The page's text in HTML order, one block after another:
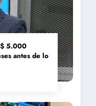
5.000
antes de lo